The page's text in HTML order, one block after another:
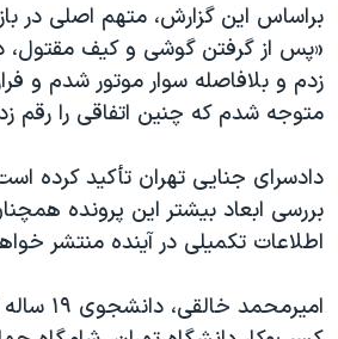
براساس این گزارش، متهم اصلی در
«پس از گرفتن گوشی و کیف مقتول،
زدم و بلافاصله سوار موتور شدم و
متوجه شدم که چنین اتفاقی را رقم
دادسرای جنایی تهران تأکید کرده
بررسی ابعاد بیشتر این پرونده
اطلاعات تکمیلی در آینده منتشر
امیرمحمد